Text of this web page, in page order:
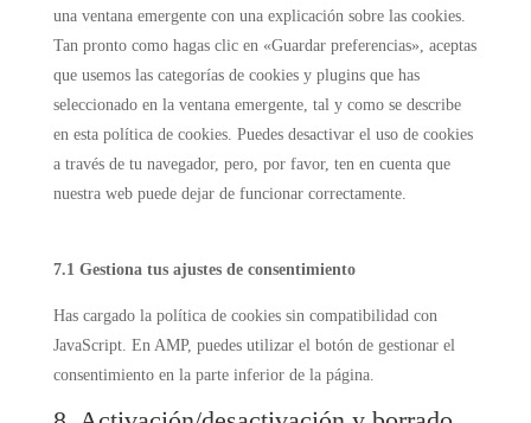
una ventana emergente con una explicación sobre las cookies.
Tan pronto como hagas clic en «Guardar preferencias», aceptas
que usemos las categorías de cookies y plugins que has
seleccionado en la ventana emergente, tal y como se describe
en esta política de cookies. Puedes desactivar el uso de cookies
a través de tu navegador, pero, por favor, ten en cuenta que
nuestra web puede dejar de funcionar correctamente.
7.1 Gestiona tus ajustes de consentimiento
Has cargado la política de cookies sin compatibilidad con
JavaScript. En AMP, puedes utilizar el botón de gestionar el
consentimiento en la parte inferior de la página.